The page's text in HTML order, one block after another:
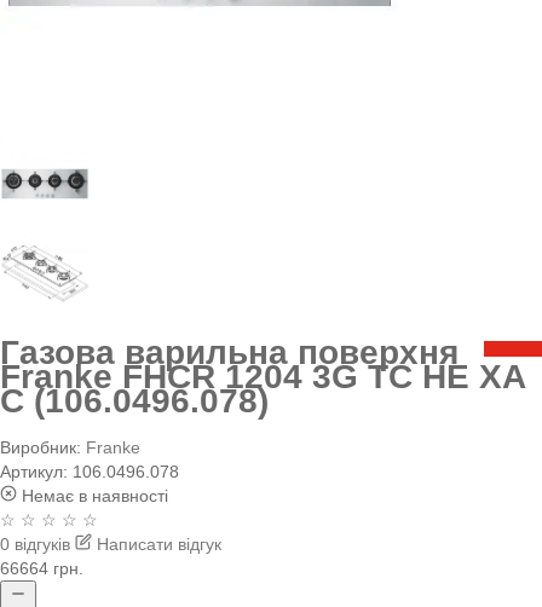
Газова варильна поверхня
Franke FHCR 1204 3G TC HE XA
C (106.0496.078)
Виробник: Franke
Артикул: 106.0496.078
Немає в наявності
☆ ☆ ☆ ☆ ☆
0 відгуків
Написати відгук
66664 грн.